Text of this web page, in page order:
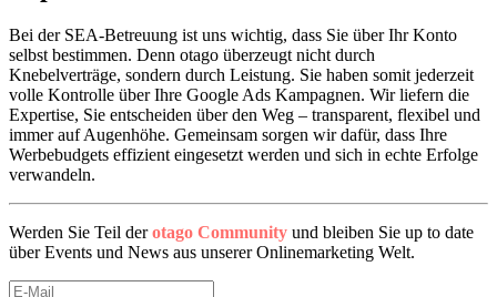
Bei der SEA-Betreuung ist uns wichtig, dass Sie über Ihr Konto
selbst bestimmen. Denn otago überzeugt nicht durch
Knebelverträge, sondern durch Leistung. Sie haben somit jederzeit
volle Kontrolle über Ihre Google Ads Kampagnen. Wir liefern die
Expertise, Sie entscheiden über den Weg – transparent, flexibel und
immer auf Augenhöhe. Gemeinsam sorgen wir dafür, dass Ihre
Werbebudgets effizient eingesetzt werden und sich in echte Erfolge
verwandeln.
Werden Sie Teil derotago Community und bleiben Sie up to date
über Events und News aus unserer Onlinemarketing Welt.